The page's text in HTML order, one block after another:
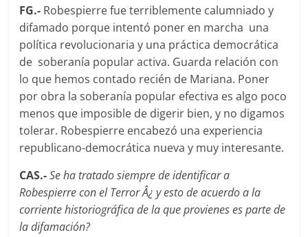
FG.- Robespierre fue terriblemente calumniado y
difamado porque intentó poner en marcha una
polí­tica revolucionaria y una práctica democrática
de soberaní­a popular activa. Guarda relación con
lo que hemos contado recién de Mariana. Poner
por obra la soberanía popular efectiva es algo poco
menos que imposible de digerir bien, y no digamos
tolerar. Robespierre encabezó una experiencia
republicano-democrática nueva y muy interesante.
CAS.- Se ha tratado siempre de identificar a
Robespierre con el Terror Â¿ y esto de acuerdo a la
corriente historiográfica de la que provienes es parte de
la difamación?